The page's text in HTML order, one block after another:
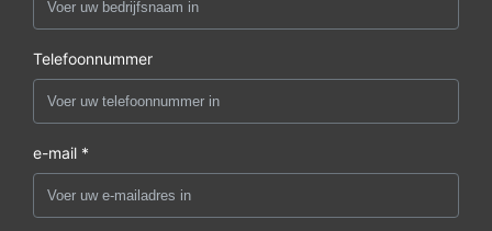
Telefoonnummer
e-mail *